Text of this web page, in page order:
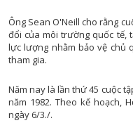
NGƯỜI
Ông Sean O'Neill cho rằng
đổi của môi trường quốc tế,
lực lượng nhằm bảo vệ chủ
tham gia.
Năm nay là lần thứ 45 cuộc
năm 1982. Theo kế hoạch,
ngày 6/3./.